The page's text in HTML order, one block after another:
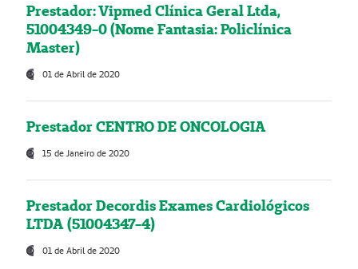
Prestador: Vipmed Clínica Geral Ltda,
51004349-0 (Nome Fantasia: Policlínica
Master)
01 de Abril de 2020
Prestador CENTRO DE ONCOLOGIA
15 de Janeiro de 2020
Prestador Decordis Exames Cardiológicos
LTDA (51004347-4)
01 de Abril de 2020